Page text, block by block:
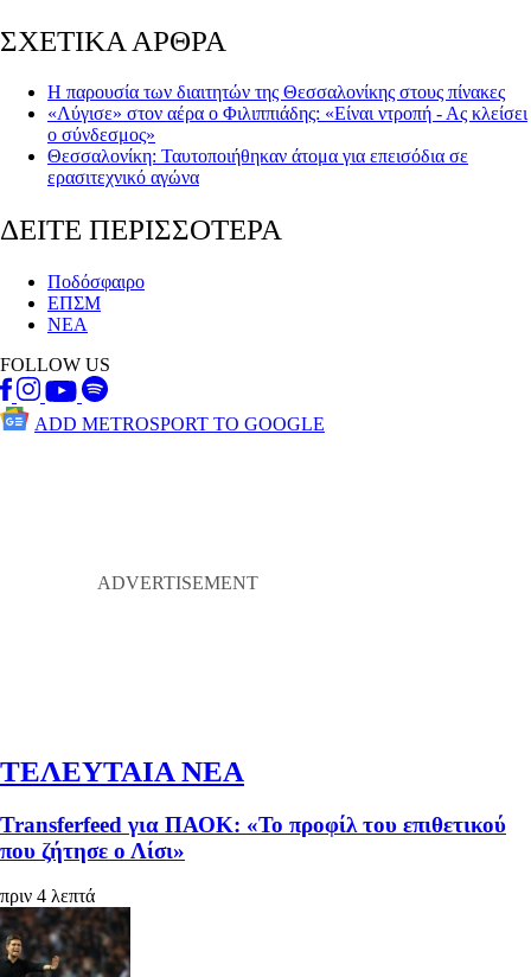
ΣΧΕΤΙΚΑ ΑΡΘΡΑ
Η παρουσία των διαιτητών της Θεσσαλονίκης στους πίνακες
«Λύγισε» στον αέρα ο Φιλιππιάδης: «Είναι ντροπή - Ας κλείσει
ο σύνδεσμος»
Θεσσαλονίκη: Ταυτοποιήθηκαν άτομα για επεισόδια σε
ερασιτεχνικό αγώνα
ΔΕΙΤΕ ΠΕΡΙΣΣΟΤΕΡΑ
Ποδόσφαιρο
ΕΠΣΜ
ΝΕΑ
FOLLOW US
ADD METROSPORT TO GOOGLE
ΤΕΛΕΥΤΑΙΑ ΝΕΑ
Transferfeed για ΠΑΟΚ: «Το προφίλ του επιθετικού
που ζήτησε ο Λίσι»
πριν 4 λεπτά